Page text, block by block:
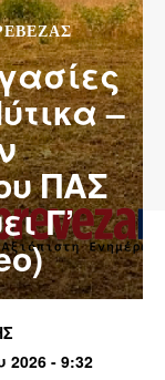
–
ΠΑΣ
Γ’
2026 - 9:32